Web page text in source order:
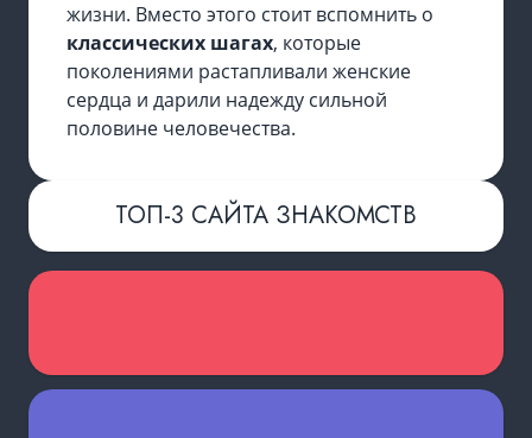
жизни. Вместо этого стоит вспомнить о
классических шагах, которые
поколениями растапливали женские
сердца и дарили надежду сильной
половине человечества.
ТОП-3 САЙТА ЗНАКОМСТВ